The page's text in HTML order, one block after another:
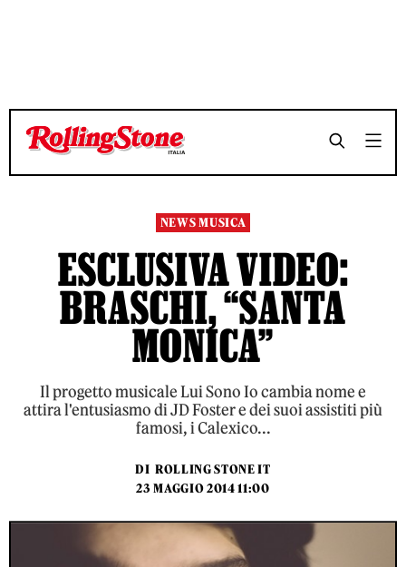
TEMPO DI LETTURA 3 MINUTI SHARE
TEMPO DI LETTURA 3 MINUTI SHARE
NEWS MUSICA
ESCLUSIVA VIDEO:
BRASCHI, “SANTA
MONICA”
Il progetto musicale Lui Sono Io cambia nome e
attira l'entusiasmo di JD Foster e dei suoi assistiti più
famosi, i Calexico...
DI ROLLING STONE IT
23 MAGGIO 2014 11:00